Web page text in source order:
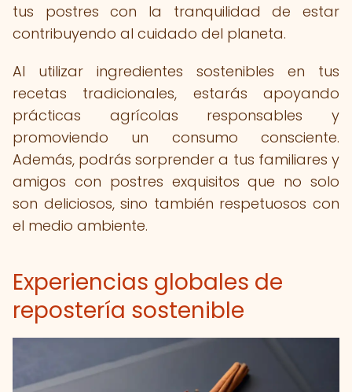
tus postres con la tranquilidad de estar
contribuyendo al cuidado del planeta.
Al utilizar ingredientes sostenibles en tus
recetas tradicionales, estarás apoyando
prácticas agrícolas responsables y
promoviendo un consumo consciente.
Además, podrás sorprender a tus familiares y
amigos con postres exquisitos que no solo
son deliciosos, sino también respetuosos con
el medio ambiente.
Experiencias globales de
repostería sostenible